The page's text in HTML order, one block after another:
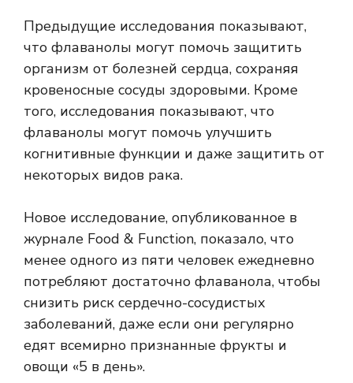
Предыдущие исследования показывают,
что флаванолы могут помочь защитить
организм от болезней сердца, сохраняя
кровеносные сосуды здоровыми. Кроме
того, исследования показывают, что
флаванолы могут помочь улучшить
когнитивные функции и даже защитить от
некоторых видов рака.
Новое исследование, опубликованное в
журнале Food & Function, показало, что
менее одного из пяти человек ежедневно
потребляют достаточно флаванола, чтобы
снизить риск сердечно-сосудистых
заболеваний, даже если они регулярно
едят всемирно признанные фрукты и
овощи «5 в день».